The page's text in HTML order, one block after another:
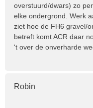
overstuurd/dwars) zo
elke ondergrond. Werk
ziet hoe de FH6 gravel/
betreft komt ACR daar
't over de onverharde
Robin